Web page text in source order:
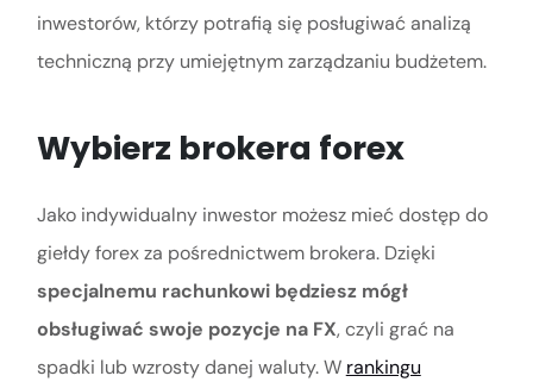
inwestorów, którzy potrafią się posługiwać analizą
techniczną przy umiejętnym zarządzaniu budżetem.
Wybierz brokera forex
Jako indywidualny inwestor możesz mieć dostęp do
giełdy forex za pośrednictwem brokera. Dzięki
specjalnemu rachunkowi będziesz mógł
obsługiwać swoje pozycje na FX, czyli grać na
spadki lub wzrosty danej waluty. W rankingu